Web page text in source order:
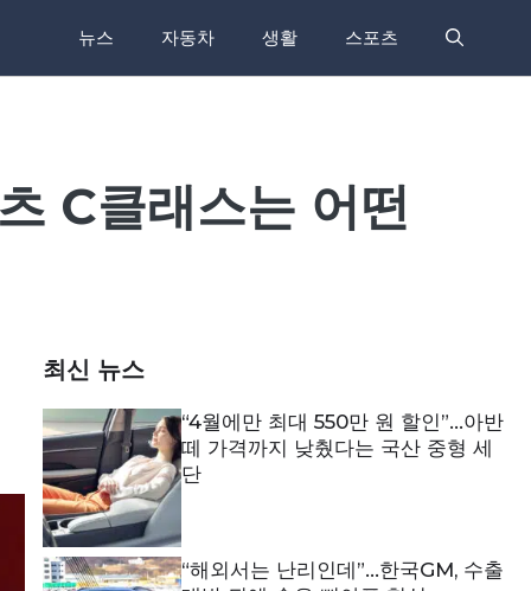
뉴스 자동차 생활 스포츠
C클래스는 어떤
최신 뉴스
“4월에만 최대 550만 원 할인”…아반
떼 가격까지 낮췄다는 국산 중형 세
단
“해외서는 난리인데”…한국GM, 수출